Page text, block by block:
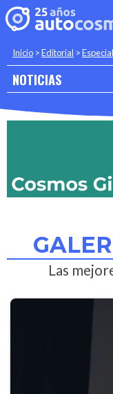
Inicio >Editorial >
NOTICIAS
Las